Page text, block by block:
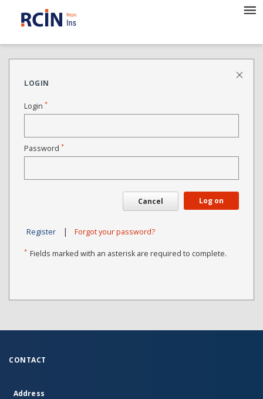
LOGIN
Login *
Password *
Cancel Log on
Register | Forgot your password?
* Fields marked with an asterisk are required to complete.
CONTACT
Address